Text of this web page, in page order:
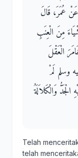
عُمَرَ، قَالَ
مِنَ الْعِنَبِ
الْعَقْلَ
وسلم لَمْ
الْجَدُّ وَالْكَلاَلَةُ
Telah
telah